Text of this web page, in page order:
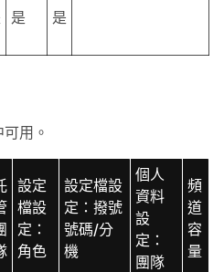
是 是
用。
設定
檔設
定：
角色
設定檔設
定：撥號
號碼/分
機
個人
資料
設
定：
團隊
⁪頻
道
容
量